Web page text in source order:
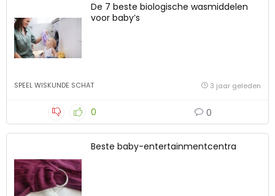
De 7 beste biologische wasmiddelen
voor baby’s
SPEEL WISKUNDE SCHAT 3 jaar geleden
0 0
Beste baby-entertainmentcentra